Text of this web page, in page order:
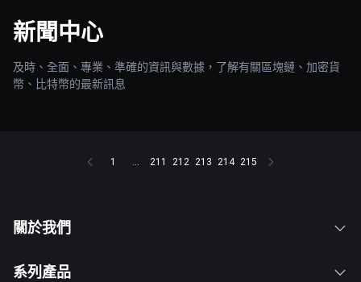
新聞中心
及時、全面、專業、準確的資訊與數據，了解有關區塊鏈、加密貨
幣、比特幣的最新訊息
1 ... 211 212 213 214 215
關於我們
系列產品